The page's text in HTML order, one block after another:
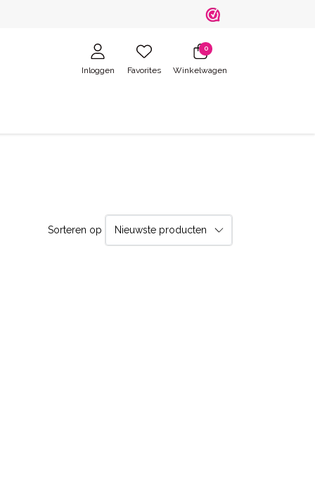
Inloggen Favorites
0
Winkelwagen
Sorteren op